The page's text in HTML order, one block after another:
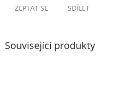
ZEPTAT SE SDÍLET
Související produkty